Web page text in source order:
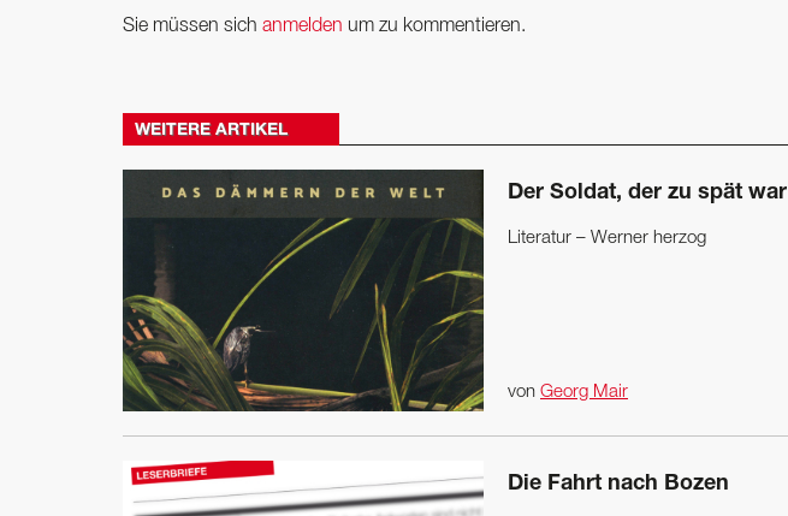
Sie müssen sich anmelden um zu kommentieren.
WEITERE ARTIKEL
Der Soldat, der zu spät war
Literatur – Werner herzog
von Georg Mair
Die Fahrt nach Bozen